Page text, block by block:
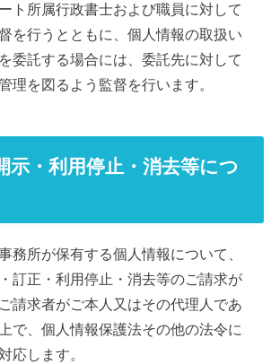
ト所属行政書士および職員に対して
を行うとともに、個人情報の取扱い
委託する場合には、委託先に対して
理を図るよう監督を行います。
示・利用停止・消去等につ
務所が保有する個人情報について、
訂正・利用停止・消去等のご請求が
請求者がご本人又はその代理人であ
で、個人情報保護法その他の法令に
応します。